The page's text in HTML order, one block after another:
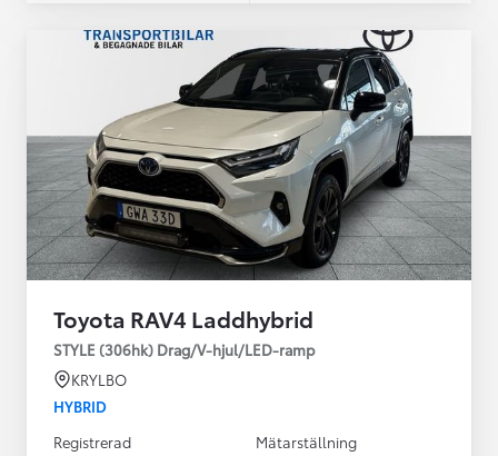
Toyota RAV4 Laddhybrid
STYLE (306hk) Drag/V-hjul/LED-ramp
KRYLBO
HYBRID
Registrerad
Mätarställning